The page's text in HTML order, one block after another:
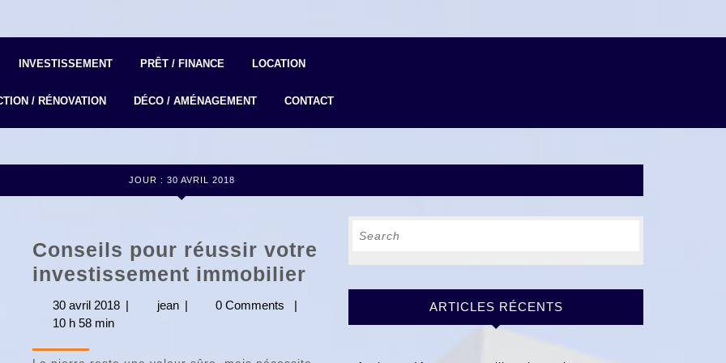
INVESTISSEMENT PRÊT / FINANCE LOCATION
/ RÉNOVATION DÉCO / AMÉNAGEMENT CONTACT
JOUR : 30 AVRIL 2018
Conseils pour réussir votre
investissement immobilier
réussir
30 avril 2018 30
| jean jean
| 0 Comments
|
10 h 58 min
ARTICLES RÉCENTS